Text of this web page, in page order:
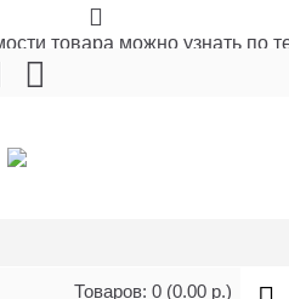
товара можно узнать по
Товаров: 0 (0.00 р.)